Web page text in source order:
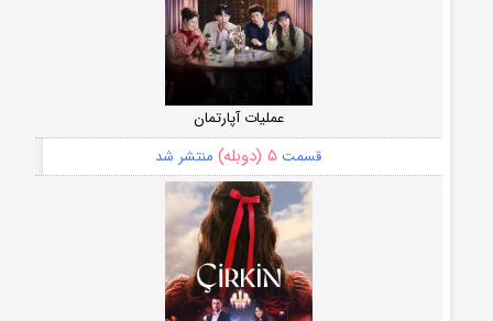
عملیات آپارتمان
قسمت ۵ (دوبله) منتشر شد